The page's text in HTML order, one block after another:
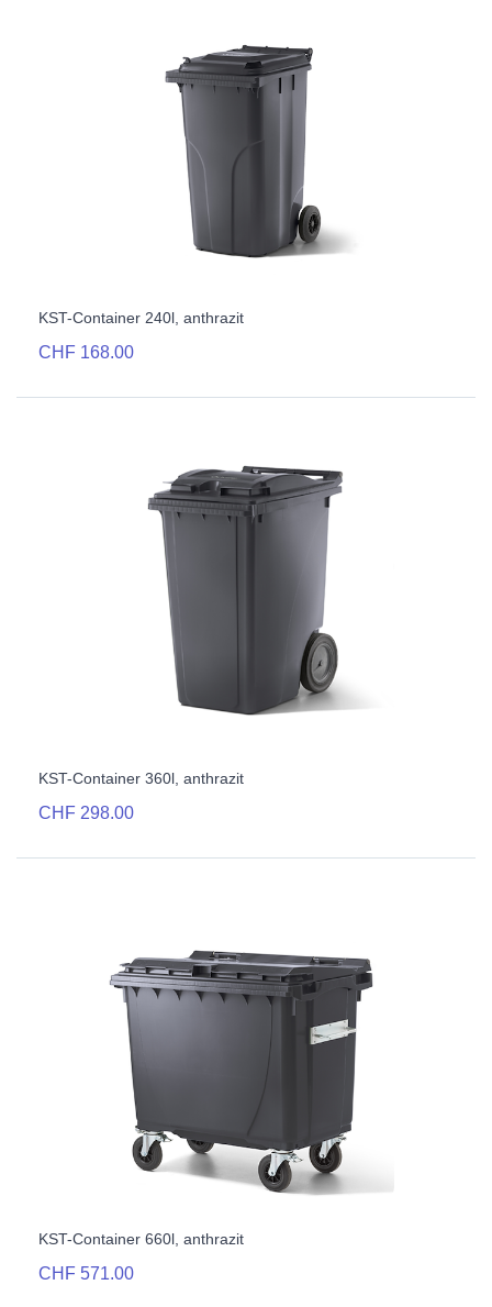
KST-Container 240l, anthrazit
CHF 168.00
KST-Container 360l, anthrazit
CHF 298.00
KST-Container 660l, anthrazit
CHF 571.00